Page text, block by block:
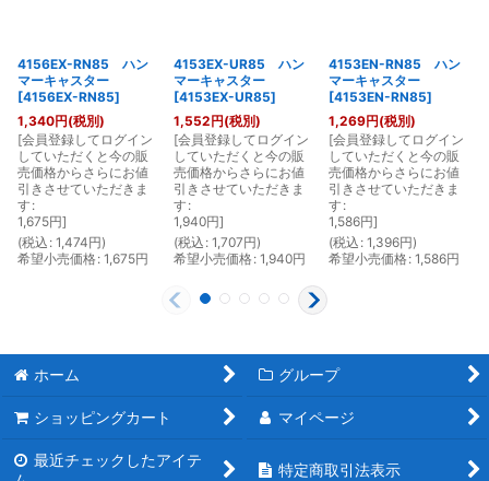
4156EX-RN85 ハン
マーキャスター
[4156EX-RN85]
1,340円(税別)
[会員登録してログイン
していただくと今の販
売価格からさらにお値
引きさせていただきま
す :
1,675円]
(税込 : 1,474円)
希望小売価格: 1,675円
4153EX-UR85 ハン
マーキャスター
[4153EX-UR85]
1,552円(税別)
[会員登録してログイン
していただくと今の販
売価格からさらにお値
引きさせていただきま
す :
1,940円]
(税込 : 1,707円)
希望小売価格: 1,940円
4153EN-RN85 ハン
マーキャスター
[4153EN-RN85]
1,269円(税別)
[会員登録してログイン
していただくと今の販
売価格からさらにお値
引きさせていただきま
す :
1,586円]
(税込 : 1,396円)
希望小売価格: 1,586円
ホーム グループ
ショッピングカート マイページ
最近チェックしたアイテ
特定商取引法表示